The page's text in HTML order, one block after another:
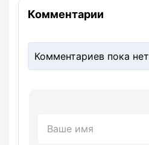
Комментарии
Комментариев пока нет